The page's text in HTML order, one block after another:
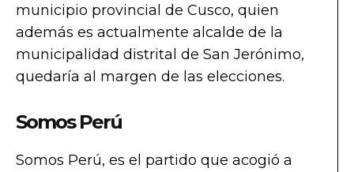
municipio provincial de Cusco, quien
además es actualmente alcalde de la
municipalidad distrital de San Jerónimo,
quedaría al margen de las elecciones.
Somos Perú
Somos Perú, es el partido que acogió a